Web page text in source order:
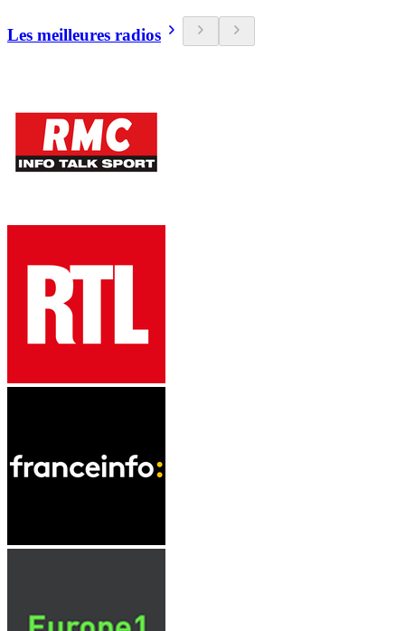
Les meilleures radios